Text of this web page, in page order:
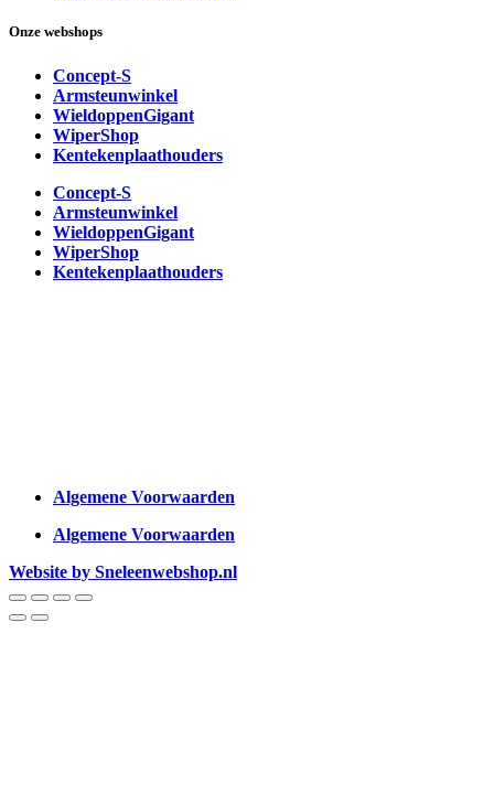
Onze webshops
Concept-S
Armsteunwinkel
WieldoppenGigant
WiperShop
Kentekenplaathouders
Concept-S
Armsteunwinkel
WieldoppenGigant
WiperShop
Kentekenplaathouders
Algemene Voorwaarden
Algemene Voorwaarden
Website by Sneleenwebshop.nl